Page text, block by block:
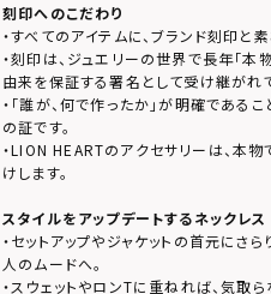
刻印へのこだわり
・すべてのアイテムに、ブランド刻印と
・刻印は、ジュエリーの世界で長年「本
由来を保証する署名として受け継がれて
・「誰が、何で作ったか」が明確である
の証です。
・LION HEARTのアクセサリーは、本
けします。
スタイルをアップデートするネックレス
・セットアップやジャケットの首元にさ
人のムードへ。
・スウェットやロンTに重ねれば、気取